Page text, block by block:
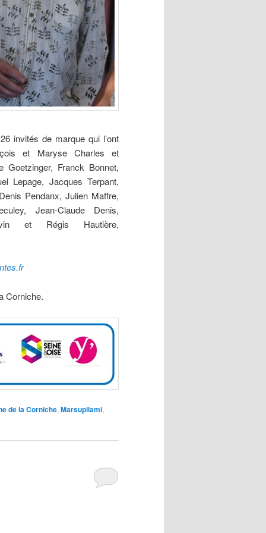
invités de marque qui l’ont
et Maryse Charles et
Goetzinger, Franck Bonnet,
Lepage, Jacques Terpant,
Pendanx, Julien Maffre,
Jean-Claude Denis,
et Régis Hautière,
Corniche.
de la Corniche, Marsupilami,